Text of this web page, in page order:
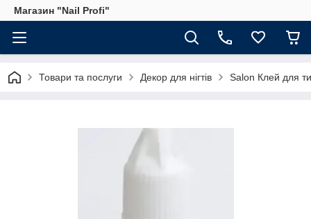
Магазин "Nail Profi"
Товари та послуги Декор для нігтів Salon Клей для